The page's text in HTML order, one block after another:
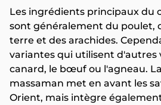
Les ingrédients principaux du
sont généralement du poulet,
terre et des arachides.
variantes qui utilisent d'autres
canard, le bœuf ou l'agneau.
massaman met en avant les
Orient, mais intègre